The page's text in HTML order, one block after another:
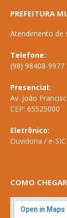
PREFEITURA
Atendimento de
Telefone:
(98) 98408-9977
Presencial:
Av. João
CEP: 65525000
Eletrônico:
Ouvidoria / e-SIC
COMO